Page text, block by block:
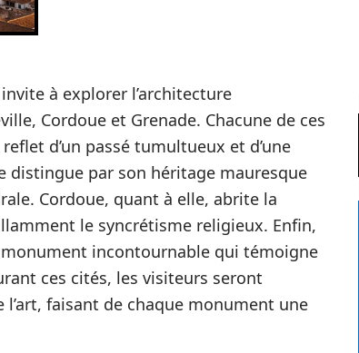
à explorer l’architecture
Cordoue et Grenade. Chacune de ces
d’un passé tumultueux et d’une
distingue par son héritage mauresque
Cordoue, quant à elle, abrite la
le syncrétisme religieux. Enfin,
monument incontournable qui témoigne
ces cités, les visiteurs seront
faisant de chaque monument une